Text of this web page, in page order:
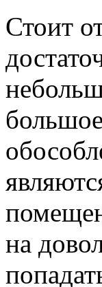
Стоит
на